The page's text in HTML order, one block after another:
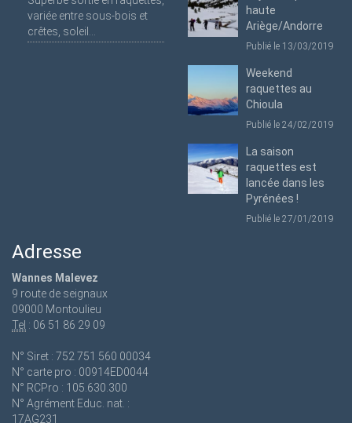
variée entre sous-bois et
crêtes, soleil...
haute
Ariège/Andorre
Publié le 13/03/2019
Weekend
raquettes au
Chioula
Publié le 24/02/2019
La saison
raquettes est
lancée dans les
Pyrénées !
Publié le 27/01/2019
Adresse
Wannes Malevez
9 route de seignaux
09000 Montoulieu
Tel : 06 51 86 29 09
N° Siret : 752 751 560 00034
N° carte pro : 00914ED0044
N° RCPro : 105.630.300
N° Agrément Educ. nat. :
17AG231